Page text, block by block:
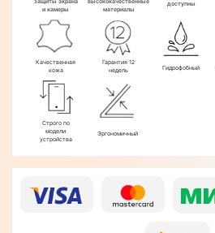
и камеры
материалы
доступны
Качественная
кожа
Гарантия 12
недель
Гидрофобный
Строго по
модели
устройства
Эргономичный